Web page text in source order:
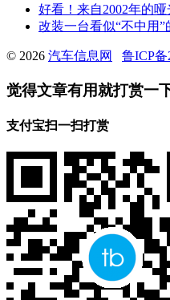
好看！来自2002年的
改装一台看似“不中用”
© 2026 汽车信息网 鲁ICP备
觉得文章有用就打赏一
支付宝扫一扫打赏